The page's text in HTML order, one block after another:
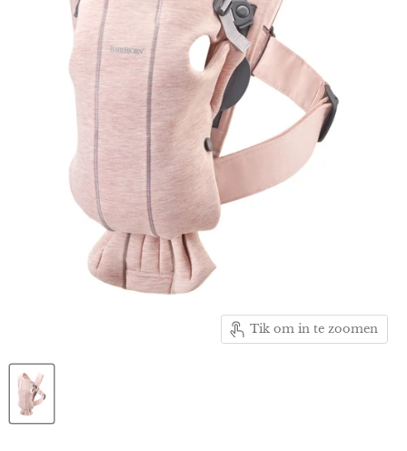
Tik om in te zoomen